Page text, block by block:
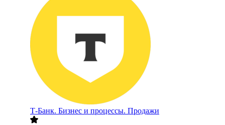
Т-Банк. Бизнес и процессы. Продажи